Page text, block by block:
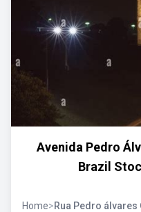
Avenida Pedro
Brazil
Home>Rua Pedro álvares